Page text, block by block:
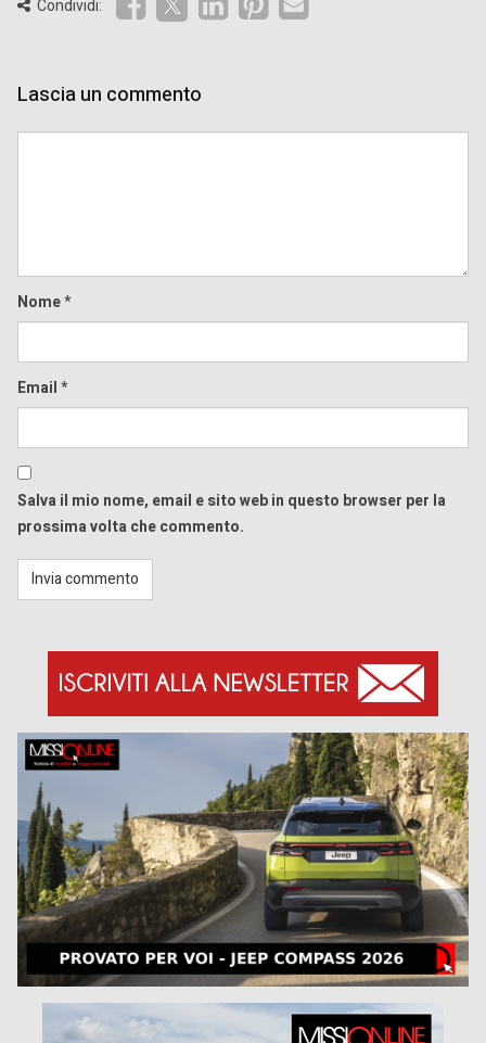
Condividi:
Lascia un commento
Nome*
Email*
Salva il mio nome, email e sito web in questo browser per la
prossima volta che commento.